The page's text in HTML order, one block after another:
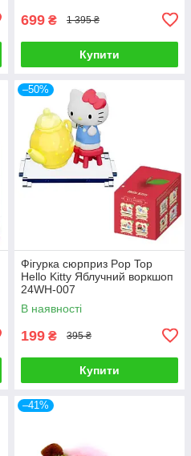
699 ₴ 1 395 ₴
Купити
–50%
Фігурка сюрприз Pop Top
Hello Kitty Яблучний воркшоп
24WH-007
В наявності
199 ₴ 395 ₴
Купити
–41%